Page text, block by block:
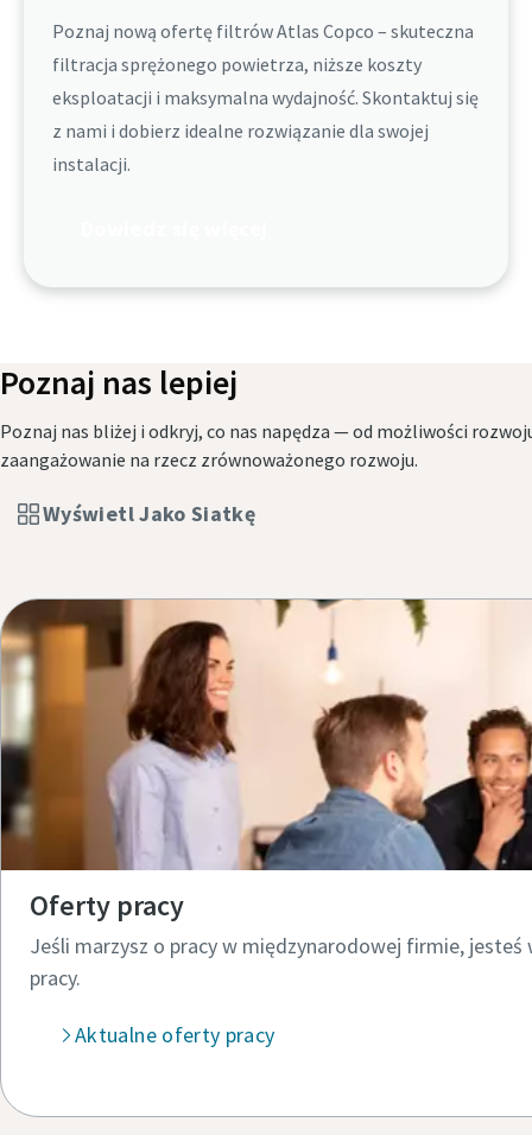
Poznaj nową ofertę filtrów Atlas Copco – skuteczna
filtracja sprężonego powietrza, niższe koszty
eksploatacji i maksymalna wydajność. Skontaktuj się
z nami i dobierz idealne rozwiązanie dla swojej
instalacji.
Poznaj nas lepiej
Poznaj nas bliżej i odkryj, co nas napędza — od możliwości
zaangażowanie na rzecz zrównoważonego rozwoju.
Wyświetl Jako Siatkę
Oferty pracy
Jeśli marzysz o pracy w międzynarodowej firmie,
pracy.​
Aktualne oferty pracy